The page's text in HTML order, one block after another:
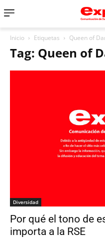
Inicio Etiquetas Queen of
Tag: Queen of
Diversidad
Por qué el tono de
importa a la RSE